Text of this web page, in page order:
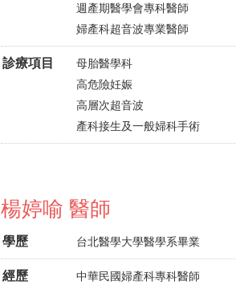
週產期醫學會專科醫師
婦產科超音波專業醫師
診療項目
母胎醫學科
高危險妊娠
高層次超音波
產科接生及一般婦科手術
楊婷喻 醫師
學歷 台北醫學大學醫學系畢業
經歷
中華民國婦產科專科醫師